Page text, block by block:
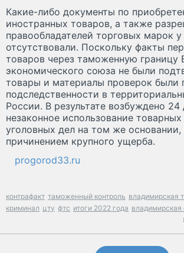
Какие-либо документы по
иностранных товаров, а также
правообладателей торговых марок у
отсутствовали. Поскольку факты
товаров через таможенную границу
экономического союза не были
товары и материалы проверок были
подследственности в
России. В результате возбуждено 24
незаконное использование
уголовных дел на том же основании,
причинением крупного ущерба.
progorod33.ru
контрафакт таможенный контроль владимирская
криминал цту фтс итоги 2022 года владимирская